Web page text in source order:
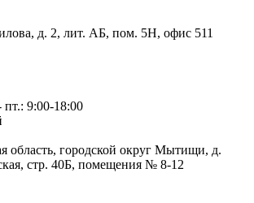
д. 2, лит. АБ, пом. 5Н, офис 511
9:00-18:00
область, городской округ Мытищи, д.
стр. 40Б, помещения № 8-12